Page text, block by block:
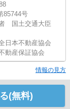
85744号
国土交通大臣
日本不動産協会
動産保証協会
情報の見方
(無料)